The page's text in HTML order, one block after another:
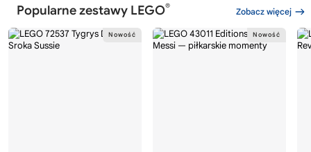
Popularne zestawy LEGO® Zobacz więcej